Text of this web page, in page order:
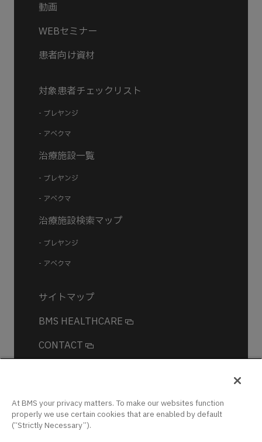
動画
WEBセミナー
患者向け資材
対象患者チェックリスト
- ブレヤンジ
- アベクマ
治療施設一覧
- ブレヤンジ
- アベクマ
治療施設検索マップ
- ブレヤンジ
- アベクマ
サイトマップ
BMS HEALTHCARE
CONTACT
ログイン
At BMS your privacy matters. To make our websites function
properly we use certain cookies that are enabled by default
(“Strictly Necessary”).